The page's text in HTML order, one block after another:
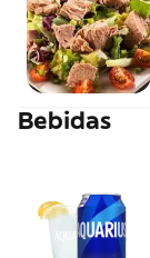
Bebidas